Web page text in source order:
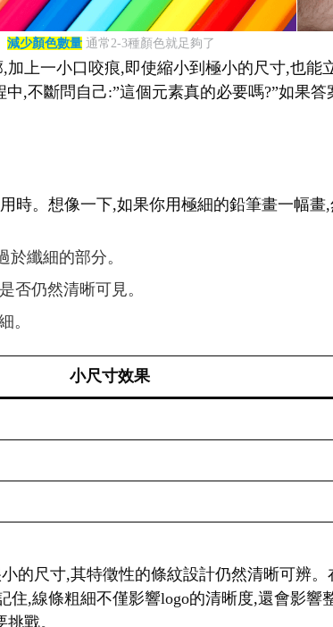
減少顏色數量通常2-3種顏色就足夠了
上一小口咬痕,即使縮小到極小的尺寸,也能
,不斷問自己:”這個元素真的必要嗎?”如果
時。想像一下,如果你用極細的鉛筆畫一幅
纖細的部分。
否仍然清晰可見。
。
小尺寸效果
的尺寸,其特徵性的條紋設計仍然清晰可辨
,線條粗細不僅影響logo的清晰度,還會影
戰。